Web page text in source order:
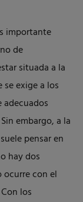
importante
de
situada a la
se exige a los
adecuados
Sin embargo, a la
pensar en
hay dos
con el
los